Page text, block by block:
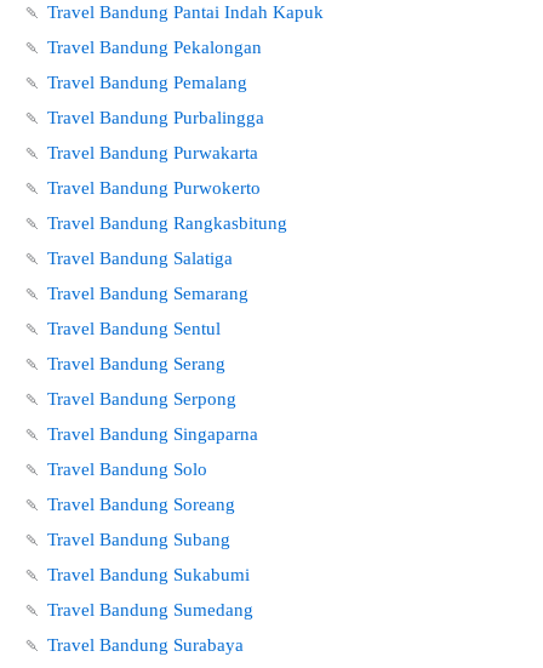
🍡 Travel Bandung Pantai Indah Kapuk
🍡 Travel Bandung Pekalongan
🍡 Travel Bandung Pemalang
🍡 Travel Bandung Purbalingga
🍡 Travel Bandung Purwakarta
🍡 Travel Bandung Purwokerto
🍡 Travel Bandung Rangkasbitung
🍡 Travel Bandung Salatiga
🍡 Travel Bandung Semarang
🍡 Travel Bandung Sentul
🍡 Travel Bandung Serang
🍡 Travel Bandung Serpong
🍡 Travel Bandung Singaparna
🍡 Travel Bandung Solo
🍡 Travel Bandung Soreang
🍡 Travel Bandung Subang
🍡 Travel Bandung Sukabumi
🍡 Travel Bandung Sumedang
🍡 Travel Bandung Surabaya